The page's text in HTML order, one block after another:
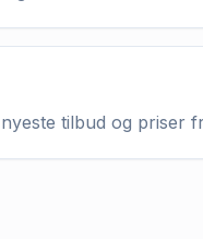
tilbud og priser